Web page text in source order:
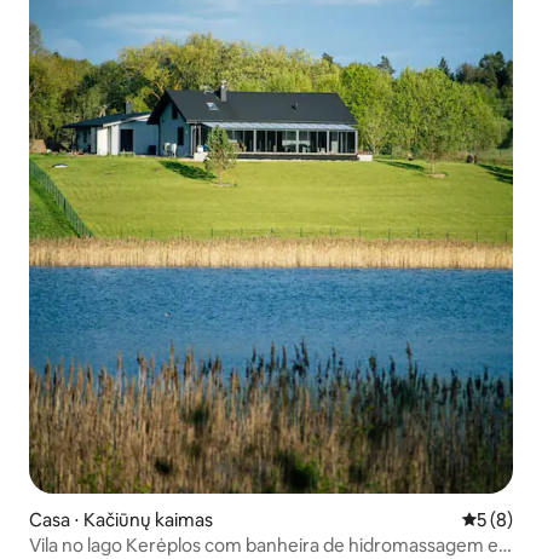
Casa ⋅ Kačiūnų kaimas 5 de
5 (8)
Vila no lago Kerėplos com banheira de hidromassagem e